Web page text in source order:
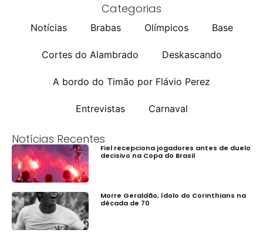
Categorias
Notícias Brabas Olímpicos Base
Cortes do Alambrado Deskascando
A bordo do Timão por Flávio Perez
Entrevistas Carnaval
Notícias Recentes
Fiel recepciona jogadores antes de duelo
decisivo na Copa do Brasil
Morre Geraldão, ídolo do Corinthians na
década de 70